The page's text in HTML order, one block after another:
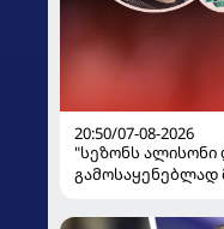
20:50/07-08-2026
"სეზონს ალისონი
გამოსაყენებლად
ყოფილმა მეკარემ